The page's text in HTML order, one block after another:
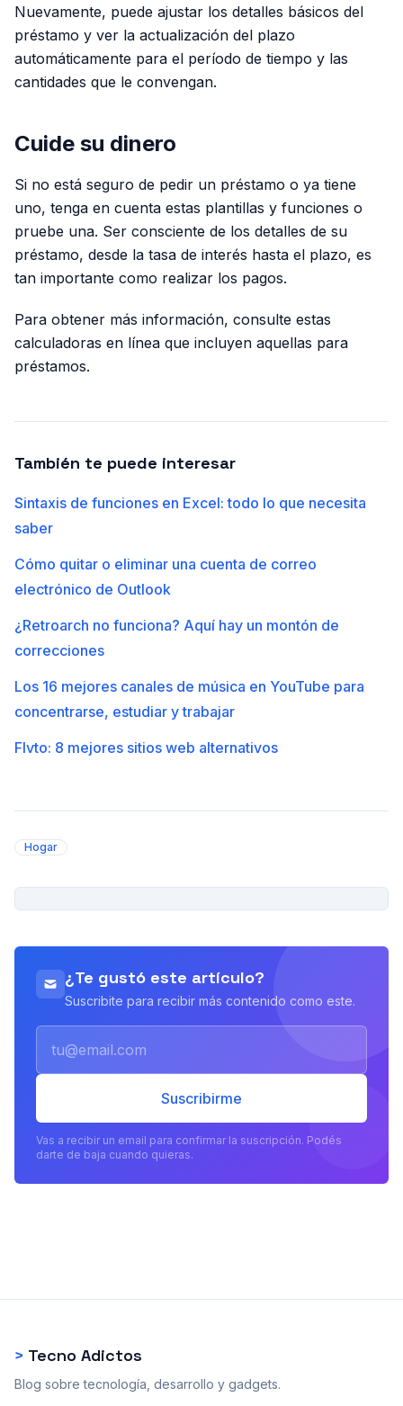
Nuevamente, puede ajustar los detalles básicos del
préstamo y ver la actualización del plazo
automáticamente para el período de tiempo y las
cantidades que le convengan.
Cuide su dinero
Si no está seguro de pedir un préstamo o ya tiene
uno, tenga en cuenta estas plantillas y funciones o
pruebe una. Ser consciente de los detalles de su
préstamo, desde la tasa de interés hasta el plazo, es
tan importante como realizar los pagos.
Para obtener más información, consulte estas
calculadoras en línea que incluyen aquellas para
préstamos.
También te puede interesar
Sintaxis de funciones en Excel: todo lo que necesita
saber
Cómo quitar o eliminar una cuenta de correo
electrónico de Outlook
¿Retroarch no funciona? Aquí hay un montón de
correcciones
Los 16 mejores canales de música en YouTube para
concentrarse, estudiar y trabajar
Flvto: 8 mejores sitios web alternativos
Hogar
¿Te gustó este artículo?
Suscribite para recibir más contenido como este.
Suscribirme
Vas a recibir un email para confirmar la suscripción. Podés
darte de baja cuando quieras.
> Tecno Adictos
Blog sobre tecnología, desarrollo y gadgets.